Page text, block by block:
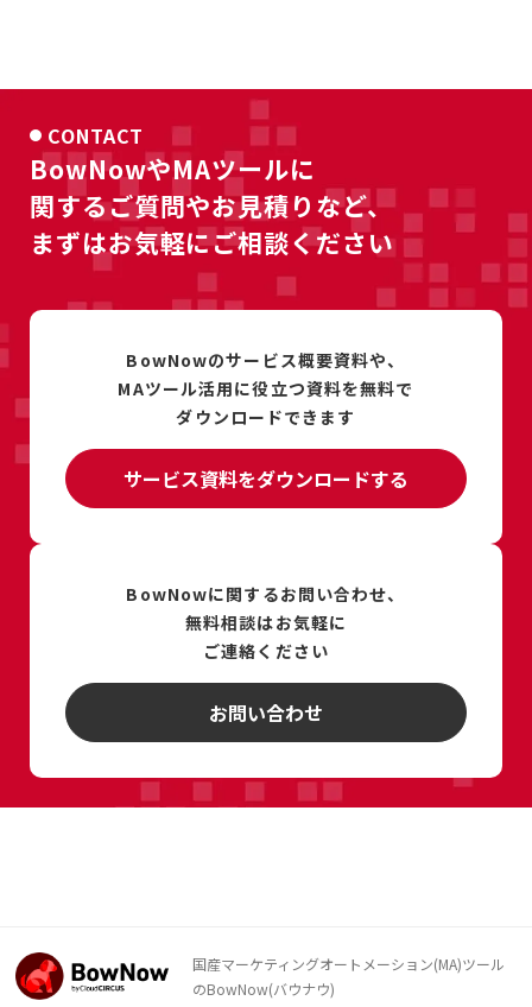
CONTACT
BowNowやMAツールに
関するご質問やお見積りなど、
まずはお気軽にご相談ください
BowNowのサービス概要資料や、
MAツール活用に役立つ資料を無料で
ダウンロードできます
サービス資料をダウンロードする
BowNowに関するお問い合わせ、
無料相談はお気軽に
ご連絡ください
お問い合わせ
国産マーケティングオートメーション(MA)ツール
のBowNow(バウナウ)